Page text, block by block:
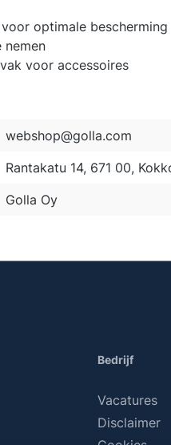
optimale bescherming
nemen
voor accessoires
webshop@golla.com
Rantakatu 14, 671 00,
Golla Oy
Bedrijf
Vacatures
Disclaimer